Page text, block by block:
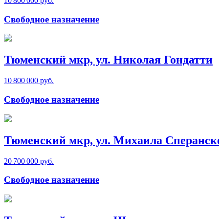
Свободное назначение
Тюменский мкр, ул. Николая Гондатти
10 800 000 руб.
Свободное назначение
Тюменский мкр, ул. Михаила
20 700 000 руб.
Свободное назначение